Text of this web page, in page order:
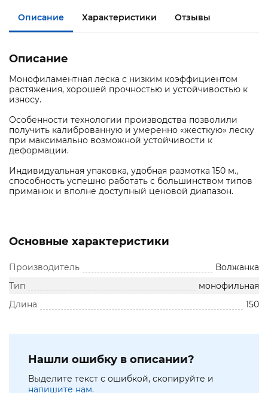
Описание Характеристики Отзывы
Описание
Монофиламентная леска с низким коэффициентом
растяжения, хорошей прочностью и устойчивостью к
износу.
Особенности технологии производства позволили
получить калиброванную и умеренно «жесткую» леску
при максимально возможной устойчивости к
деформации.
Индивидуальная упаковка, удобная размотка 150 м.,
способность успешно работать с большинством типов
приманок и вполне доступный ценовой диапазон.
Основные характеристики
Производитель
Волжанка
Тип
монофильная
Длина
150
Нашли ошибку в описании?
Выделите текст с ошибкой, скопируйте и
напишите нам.